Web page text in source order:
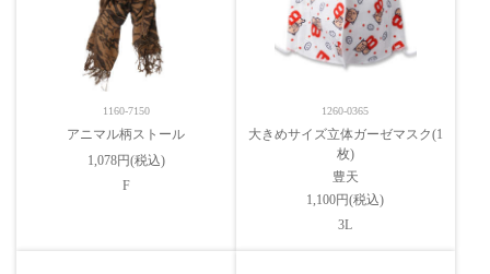
1160-7150
アニマル柄ストール
1,078円(税込)
F
1260-0365
大きめサイズ立体ガーゼマスク(1
枚)
豊天
1,100円(税込)
3L